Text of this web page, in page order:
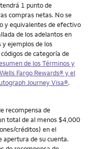
1 punto de
compras netas. No se
y equivalentes de efectivo
de los adelantos en
ejemplos de los
de categoría de
de los Términos y
Fargo Rewards® y el
Journey Visa®.
recompensa de
total de al menos $4,000
créditos) en el
apertura de su cuenta.